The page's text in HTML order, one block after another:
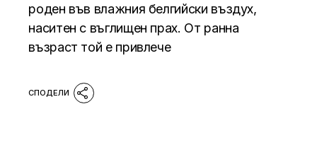
роден във влажния белгийски въздух,
наситен с въглищен прах. От ранна
възраст той е привлече